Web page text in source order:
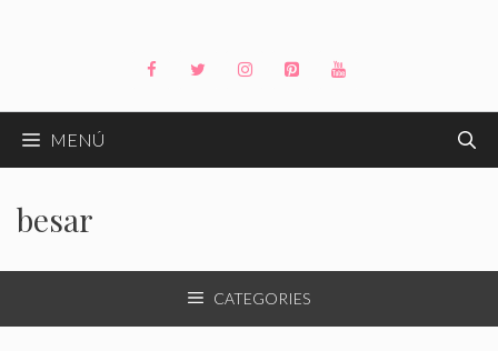
MENÚ
besar
CATEGORIES